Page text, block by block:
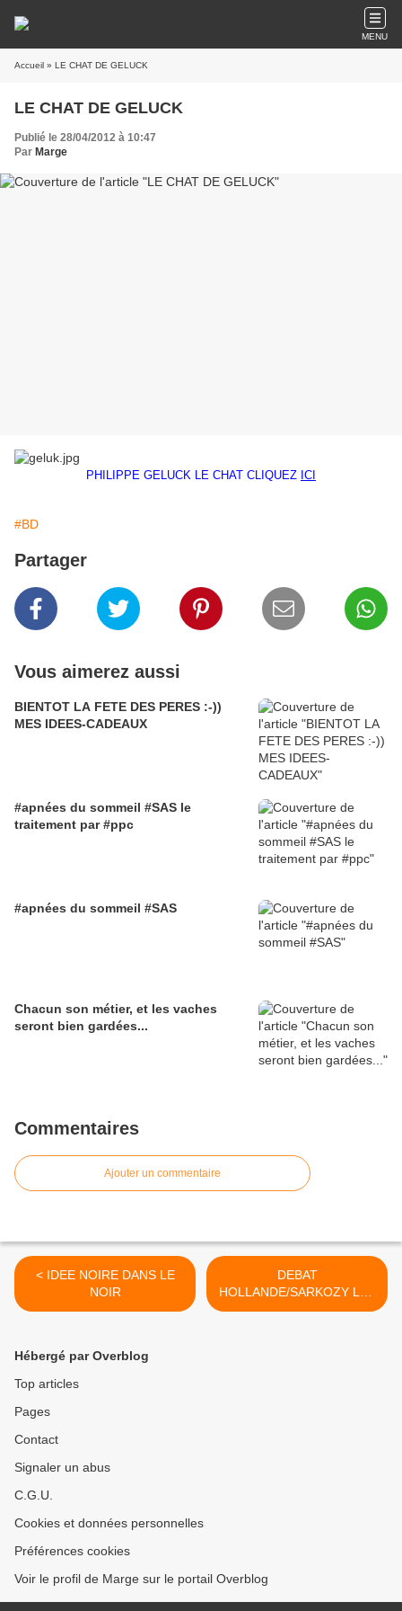
MENU
Accueil » LE CHAT DE GELUCK
LE CHAT DE GELUCK
Publié le 28/04/2012 à 10:47
Par Marge
PHILIPPE GELUCK LE CHAT CLIQUEZ ICI
#BD
Partager
Vous aimerez aussi
BIENTOT LA FETE DES PERES :-))
MES IDEES-CADEAUX
#apnées du sommeil #SAS le
traitement par #ppc
#apnées du sommeil #SAS
Chacun son métier, et les vaches
seront bien gardées...
Commentaires
Ajouter un commentaire
< IDEE NOIRE DANS LE
NOIR
DEBAT
HOLLANDE/SARKOZY LES
CHIFFRES ARABES MIS
Hébergé par Overblog
Top articles
Pages
Contact
Signaler un abus
C.G.U.
Cookies et données personnelles
Préférences cookies
Voir le profil de Marge sur le portail Overblog